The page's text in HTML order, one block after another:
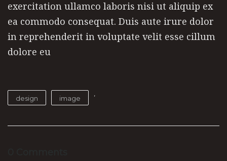
exercitation ullamco laboris nisi ut aliquip ex
ea commodo consequat. Duis aute irure dolor
in reprehenderit in voluptate velit esse cillum
dolore eu
design image